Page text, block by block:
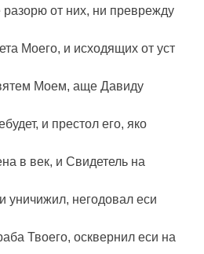
от них, ни преврежду
Моего, и исходящих от уст
Моем, аще Давиду
и престол eго, яко
в век, и Свидетель на
уничижил, негодовал еси
Твоего, осквернил еси на